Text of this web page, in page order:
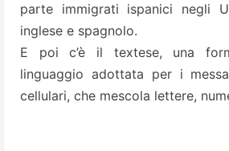
parte immigrati ispanici negli
inglese e spagnolo.
E poi c’è il textese, una
linguaggio adottata per i
cellulari, che mescola lettere,